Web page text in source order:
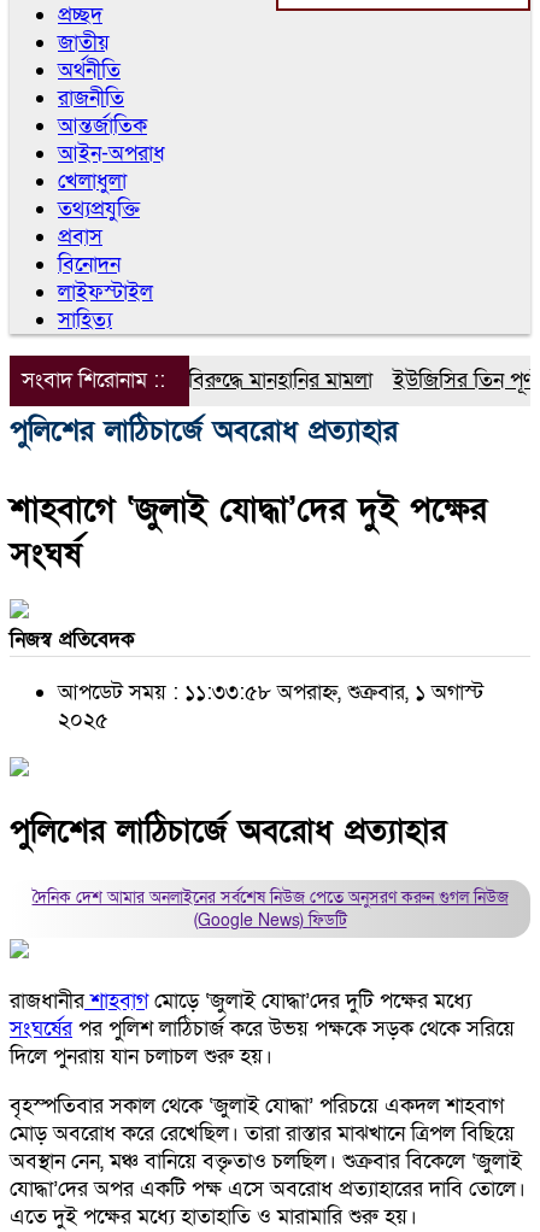
প্রচ্ছদ
জাতীয়
অর্থনীতি
রাজনীতি
আন্তর্জাতিক
আইন-অপরাধ
খেলাধুলা
তথ্যপ্রযুক্তি
প্রবাস
বিনোদন
লাইফস্টাইল
সাহিত্য
সংবাদ শিরোনাম ::
ডিপজলের বিরুদ্ধে মানহানির মামলা ইউজিসির তিন পূর্ণকালীন
পুলিশের লাঠিচার্জে অবরোধ প্রত্যাহার
শাহবাগে ‘জুলাই যোদ্ধা’দের দুই পক্ষের
সংঘর্ষ
নিজস্ব প্রতিবেদক
আপডেট সময় : ১১:৩৩:৫৮ অপরাহ্ন, শুক্রবার, ১ অগাস্ট
২০২৫
পুলিশের লাঠিচার্জে অবরোধ প্রত্যাহার
দৈনিক দেশ আমার অনলাইনের সর্বশেষ নিউজ পেতে অনুসরণ করুনগুগল নিউজ
(Google News)ফিডটি
রাজধানীরশাহবাগমোড়ে ‘জুলাই যোদ্ধা’দের দুটি পক্ষের মধ্যে
সংঘর্ষেরপর পুলিশ লাঠিচার্জ করে উভয় পক্ষকে সড়ক থেকে সরিয়ে
দিলে পুনরায় যান চলাচল শুরু হয়।
বৃহস্পতিবার সকাল থেকে ‘জুলাই যোদ্ধা’ পরিচয়ে একদল শাহবাগ
মোড় অবরোধ করে রেখেছিল। তারা রাস্তার মাঝখানে ত্রিপল বিছিয়ে
অবস্থান নেন, মঞ্চ বানিয়ে বক্তৃতাও চলছিল। শুক্রবার বিকেলে ‘জুলাই
যোদ্ধা’দের অপর একটি পক্ষ এসে অবরোধ প্রত্যাহারের দাবি তোলে।
এতে দুই পক্ষের মধ্যে হাতাহাতি ও মারামারি শুরু হয়।